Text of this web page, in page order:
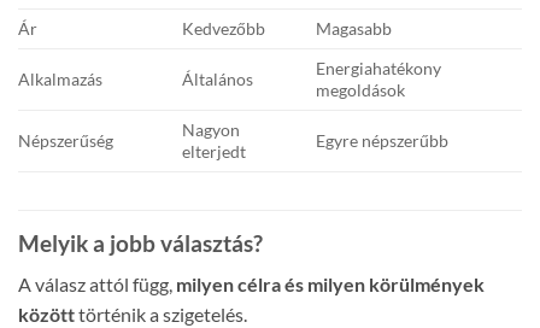
Ár Kedvezőbb Magasabb
Alkalmazás Általános
Energiahatékony
megoldások
Népszerűség
Nagyon
elterjedt
Egyre népszerűbb
Melyik a jobb választás?
A válasz attól függ, milyen célra és milyen körülmények
közötttörténik a szigetelés.